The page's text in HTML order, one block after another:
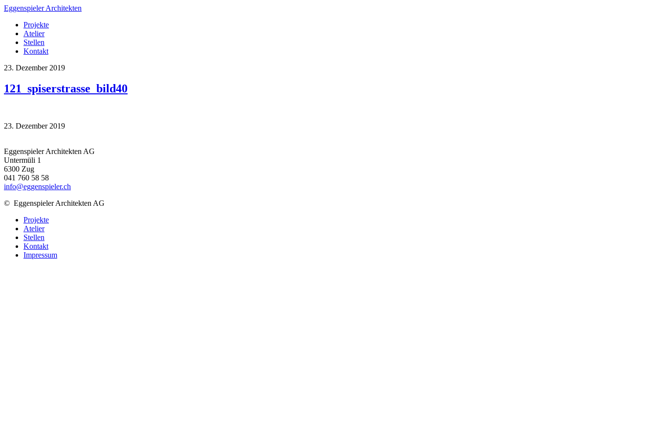
Eggenspieler Architekten
Projekte
Atelier
Stellen
Kontakt
23. Dezember 2019
121_spiserstrasse_bild40
23. Dezember 2019
Eggenspieler Architekten AG
Untermüli 1
6300 Zug
041 760 58 58
info@eggenspieler.ch
© Eggenspieler Architekten AG
Projekte
Atelier
Stellen
Kontakt
Impressum